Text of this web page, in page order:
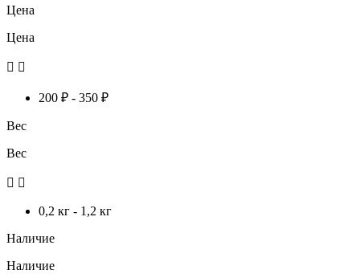
Цена
Цена
 
200 ₽ - 350 ₽
Вес
Вес
 
0,2 кг - 1,2 кг
Наличие
Наличие